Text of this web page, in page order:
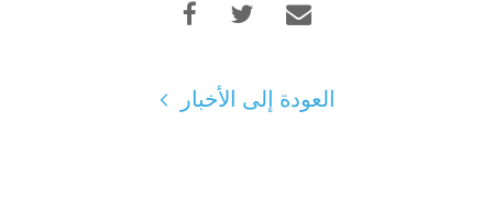
العودة إلى الأخبار